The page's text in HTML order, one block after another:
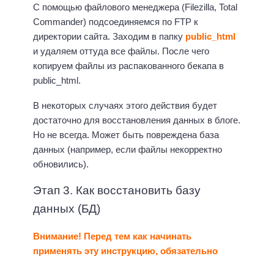
С помощью файлового менеджера (Filezilla, Total
Commander) подсоединяемся по FTP к
директории сайта. Заходим в папку public_html
и удаляем оттуда все файлы. После чего
копируем файлы из распакованного бекапа в
public_html.
В некоторых случаях этого действия будет
достаточно для восстановления данных в блоге.
Но не всегда. Может быть повреждена база
данных (например, если файлы некорректно
обновились).
Этап 3. Как восстановить базу
данных (БД)
Внимание! Перед тем как начинать
применять эту инструкцию, обязательно